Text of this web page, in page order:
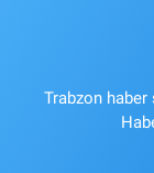
Trabzon